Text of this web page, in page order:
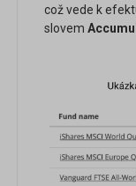
což vede k
slovem